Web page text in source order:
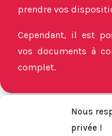
Nous
privée !
prendre vos
Cependant, il est
vos documents à
complet.